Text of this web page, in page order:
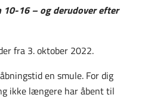
10-16 – og derudover efter
fra 3. oktober 2022.
en smule. For dig
ikke længere har åbent til